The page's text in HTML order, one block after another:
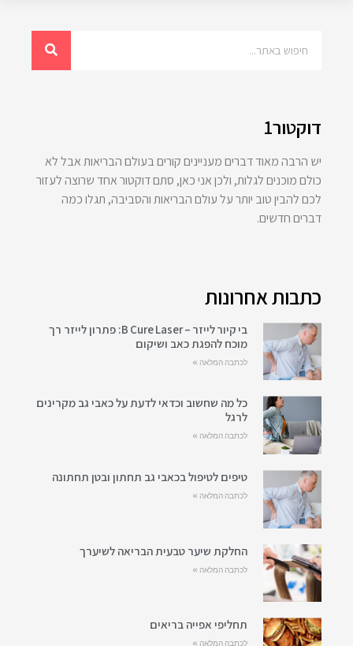
דוקטור1
יש הרבה מאוד דברים מעניינים קורים בעולם הבריאות אבל לא
כולם מוכנים לגלות, ולכן אני כאן, סתם דוקטור אחד שרוצה לעזור
לכם להבין טוב יותר על עולם הבריאות והסביבה, תגלו כמה
דברים חדשים.
כתבות אחרונות
בי קיור לייזר – B Cure Laser: פתרון לייזר רך
מוכח להפגת כאב ושיקום
לכתבה המלאה »
כל מה שחשוב וכדאי לדעת על כאבי גב מקרינים
לרגל
לכתבה המלאה »
טיפים לטיפול בכאבי גב תחתון ובטן תחתונה
לכתבה המלאה »
החלקת שיער טבעית הבריאה לשיערך
לכתבה המלאה »
תחליפי אפייה בריאים
לכתבה המלאה »